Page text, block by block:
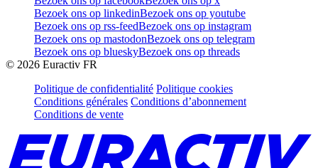
Bezoek ons op linkedinBezoek ons op youtube
Bezoek ons op rss-feedBezoek ons op instagram
Bezoek ons op mastodonBezoek ons op telegram
Bezoek ons op blueskyBezoek ons op threads
© 2026 Euractiv FR
Politique de confidentialité Politique cookies
Conditions générales Conditions d’abonnement
Conditions de vente